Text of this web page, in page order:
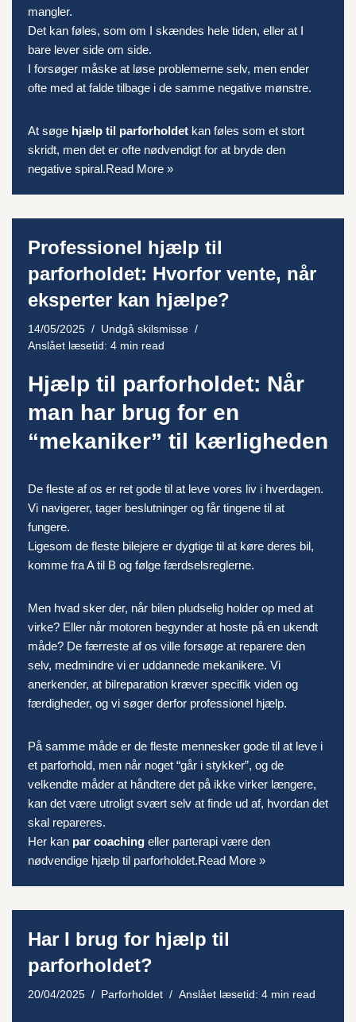
mangler.
Det kan føles, som om I skændes hele tiden, eller at I
bare lever side om side.
I forsøger måske at løse problemerne selv, men ender
ofte med at falde tilbage i de samme negative mønstre.
At søge hjælp til parforholdet kan føles som et stort
skridt, men det er ofte nødvendigt for at bryde den
negative spiral.Read More »
Professionel hjælp til
parforholdet: Hvorfor vente, når
eksperter kan hjælpe?
14/05/2025
Undgå skilsmisse
Anslået læsetid: 4 min read
Hjælp til parforholdet: Når
man har brug for en
“mekaniker” til kærligheden
De fleste af os er ret gode til at leve vores liv i hverdagen.
Vi navigerer, tager beslutninger og får tingene til at
fungere.
Ligesom de fleste bilejere er dygtige til at køre deres bil,
komme fra A til B og følge færdselsreglerne.
Men hvad sker der, når bilen pludselig holder op med at
virke? Eller når motoren begynder at hoste på en ukendt
måde? De færreste af os ville forsøge at reparere den
selv, medmindre vi er uddannede mekanikere. Vi
anerkender, at bilreparation kræver specifik viden og
færdigheder, og vi søger derfor professionel hjælp.
På samme måde er de fleste mennesker gode til at leve i
et parforhold, men når noget “går i stykker”, og de
velkendte måder at håndtere det på ikke virker længere,
kan det være utroligt svært selv at finde ud af, hvordan det
skal repareres.
Her kan par coaching eller parterapi være den
nødvendige hjælp til parforholdet.Read More »
Har I brug for hjælp til
parforholdet?
20/04/2025 Parforholdet Anslået læsetid: 4 min read